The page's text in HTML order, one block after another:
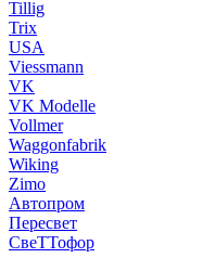
Tillig
Trix
USA
Viessmann
VK
VK Modelle
Vollmer
Waggonfabrik
Wiking
Zimo
Автопром
Пересвет
СвеТТофор